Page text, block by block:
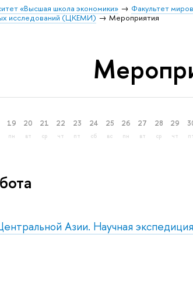
«Высшая школа экономики» Факультет
исследований (ЦКЕМИ)
Мероприятия
19
пн
20
вт
21
ср
22
чт
23
пт
24
сб
25
вс
26
пн
27
вт
28
ср
29
чт
Азии. Научная экспедиция